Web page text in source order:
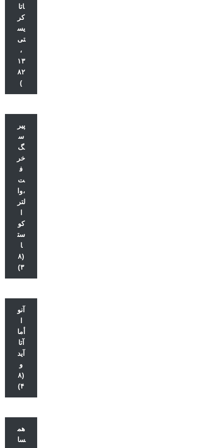
اتا
کر
یس
تی
،
۱۳
۸۲
)
پیر
س
گ
خر
ف
ت
،وا
لتر
کو
ست
ا
(۸
۳)
آنو
أما
آتا
آید
و
(۸
۴)
هم
سا